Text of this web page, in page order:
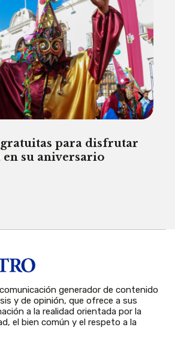
para disfrutar
su aniversario
generador de contenido
y de opinión, que ofrece a sus
a la realidad orientada por la
el bien común y el respeto a la